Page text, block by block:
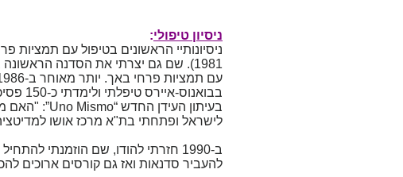
ניסיון טיפולי:
1981). שם גם יצרתי את הסדנה
לישראל ופתחתי בת"א מרכז אושו
להעביר סדנאות ואז גם קורסים ארוכים